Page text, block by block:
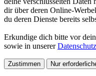
dir über deren Online-
du deren Dienste bereits
Erkundige dich bitte vor
sowie in unserer
Zustimmen Nur